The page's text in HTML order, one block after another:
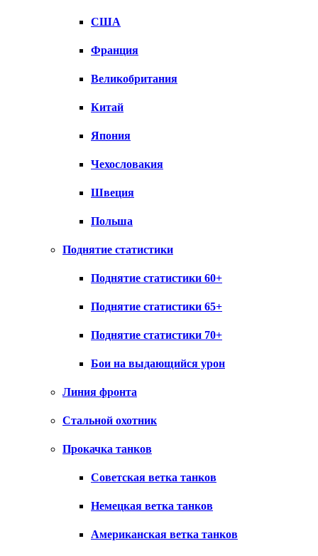
США
Франция
Великобритания
Китай
Япония
Чехословакия
Швеция
Польша
Поднятие статистики
Поднятие статистики 60+
Поднятие статистики 65+
Поднятие статистики 70+
Бои на выдающийся урон
Линия фронта
Стальной охотник
Прокачка танков
Советская ветка танков
Немецкая ветка танков
Американская ветка танков